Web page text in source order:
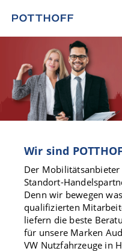
Wir sind
Der
Standort-
Denn wir bewegen
qualifizierten
liefern die beste
für unsere Marken
VW Nutzfahrzeuge in